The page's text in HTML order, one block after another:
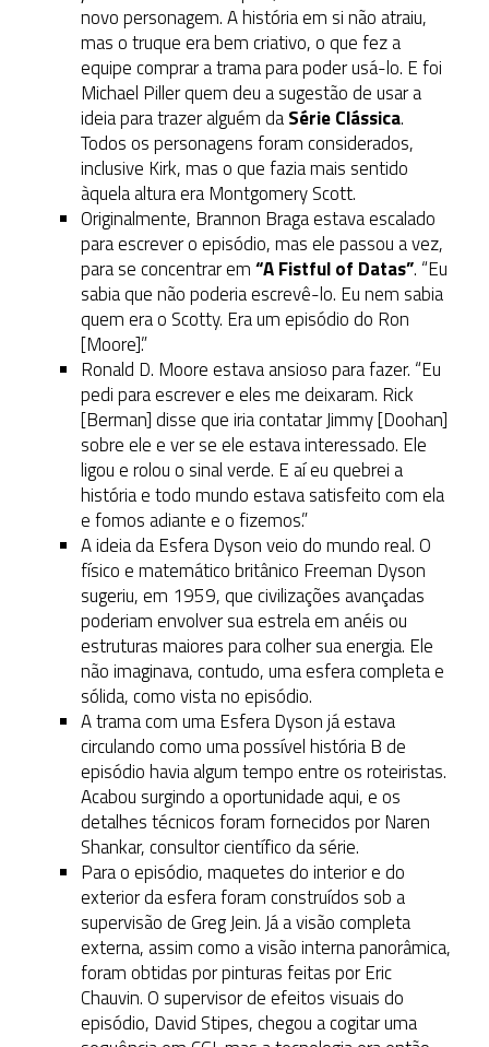
novo personagem. A história em si não atraiu,
mas o truque era bem criativo, o que fez a
equipe comprar a trama para poder usá-lo. E foi
Michael Piller quem deu a sugestão de usar a
ideia para trazer alguém daSérie Clássica.
Todos os personagens foram considerados,
inclusive Kirk, mas o que fazia mais sentido
àquela altura era Montgomery Scott.
Originalmente, Brannon Braga estava escalado
para escrever o episódio, mas ele passou a vez,
para se concentrar em“A Fistful of Datas”. “Eu
sabia que não poderia escrevê-lo. Eu nem sabia
quem era o Scotty. Era um episódio do Ron
[Moore].”
Ronald D. Moore estava ansioso para fazer. “Eu
pedi para escrever e eles me deixaram. Rick
[Berman] disse que iria contatar Jimmy [Doohan]
sobre ele e ver se ele estava interessado. Ele
ligou e rolou o sinal verde. E aí eu quebrei a
história e todo mundo estava satisfeito com ela
e fomos adiante e o fizemos.”
A ideia da Esfera Dyson veio do mundo real. O
físico e matemático britânico Freeman Dyson
sugeriu, em 1959, que civilizações avançadas
poderiam envolver sua estrela em anéis ou
estruturas maiores para colher sua energia. Ele
não imaginava, contudo, uma esfera completa e
sólida, como vista no episódio.
A trama com uma Esfera Dyson já estava
circulando como uma possível história B de
episódio havia algum tempo entre os roteiristas.
Acabou surgindo a oportunidade aqui, e os
detalhes técnicos foram fornecidos por Naren
Shankar, consultor científico da série.
Para o episódio, maquetes do interior e do
exterior da esfera foram construídos sob a
supervisão de Greg Jein. Já a visão completa
externa, assim como a visão interna panorâmica,
foram obtidas por pinturas feitas por Eric
Chauvin. O supervisor de efeitos visuais do
episódio, David Stipes, chegou a cogitar uma